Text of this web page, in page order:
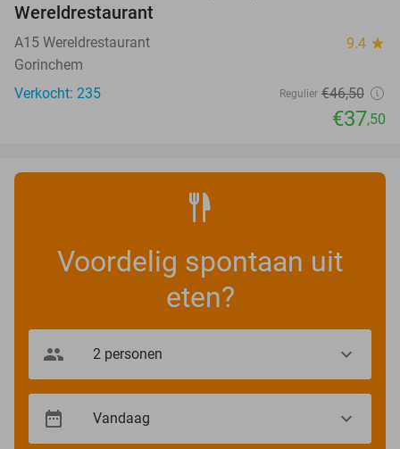
Wereldrestaurant
A15 Wereldrestaurant 9.4 star
Gorinchem
Verkocht: 235
Regulier €46,50
€37,50
Voordelig spontaan uit
eten?